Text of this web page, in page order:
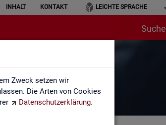
Zweck setzen wir
Die Arten von Cookies
Datenschutzerklärung.
INHALT KONTAKT LEICHTE SPRACHE
Suche